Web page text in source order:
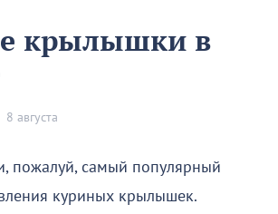
крылышки в
8 августа
пожалуй, самый популярный
куриных крылышек.